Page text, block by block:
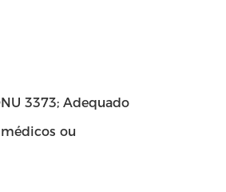
3373; Adequado
ou